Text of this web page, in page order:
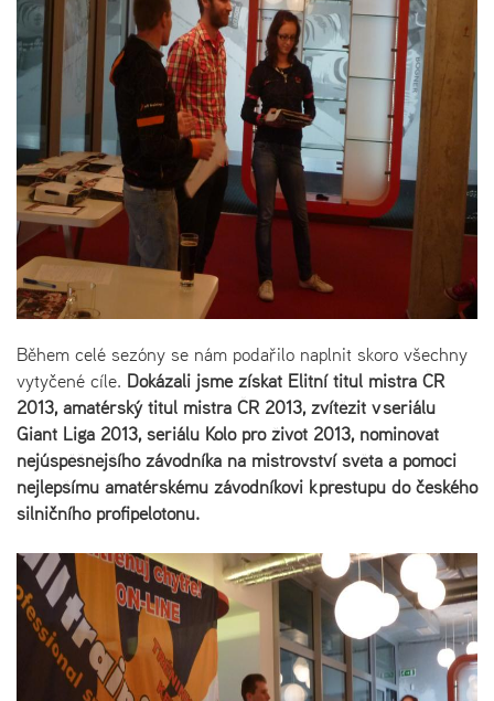
Během celé sezóny se nám podařilo naplnit skoro všechny
vytyčené cíle. Dokázali jsme získat Elitní titul mistra ČR
2013, amatérský titul mistra ČR 2013, zvítězit v seriálu
Giant Liga 2013, seriálu Kolo pro život 2013, nominovat
nejúspěšnějšího závodníka na mistrovství světa a pomoci
nejlepšímu amatérskému závodníkovi k přestupu do českého
silničního profipelotonu.